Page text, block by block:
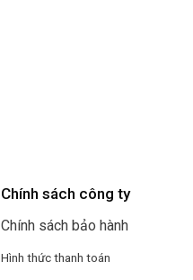
Chính sách công ty
Chính sách bảo hành
Hình thức thanh toán